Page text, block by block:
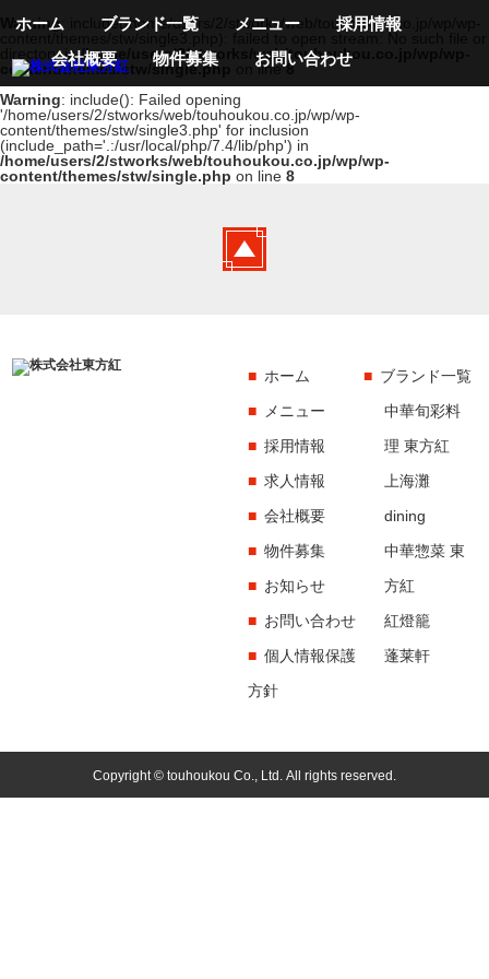
ホーム ブランド一覧 メニュー
採用情報
会社概要
物件募集 お問い合わせ
Warning: include(/home/users/2/stworks/web/touhoukou.co.jp/wp/wp-
content/themes/stw/single3.php): failed to open stream: No such file or
directory in/home/users/2/stworks/web/touhoukou.co.jp/wp/wp-
content/themes/stw/single.php
on line8
Warning: include(): Failed opening
'/home/users/2/stworks/web/touhoukou.co.jp/wp/wp-
content/themes/stw/single3.php' for inclusion
(include_path='.:/usr/local/php/7.4/lib/php') in
/home/users/2/stworks/web/touhoukou.co.jp/wp/wp-
content/themes/stw/single.php on line 8
ホーム
メニュー
採用情報
求人情報
会社概要
物件募集
お知らせ
お問い合わせ
個人情報保護
方針
ブランド一覧
中華旬彩料
理 東方紅
上海灘
dining
中華惣菜 東
方紅
紅燈籠
蓬莱軒
Copyright © touhoukou Co., Ltd. All rights reserved.